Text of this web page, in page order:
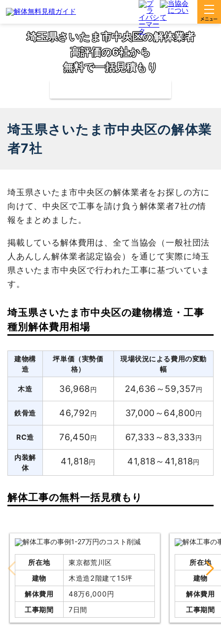
埼玉県さいたま市中央区の解体業者
高評価の6社から
無料で一括見積もり
埼玉県さいたま市中央区の解体業
者7社
埼玉県さいたま市中央区の解体業者をお探しの方に
向けて、中央区で工事を請け負う解体業者7社の情
報をまとめました。
掲載している解体費用は、全て当協会（一般社団法
人あんしん解体業者認定協会）を通じて実際に埼玉
県さいたま市中央区で行われた工事に基づいていま
す。
埼玉県さいたま市中央区の建物構造・工事
種別解体費用相場
建物構
造
坪単価（実勢価
格）
現場状況による費用の変動
幅
木造 36,968円 24,636～59,357円
鉄骨造 46,792円 37,000～64,800円
RC造 76,450円 67,333～83,333円
内装解
体
41,818円 41,818～41,818円
解体工事の無料一括見積もり
所在地
東京都荒川区
建物
木造造2階建て15坪
解体費用
48万6,000円
工事期間
7日間
所在地
建物
解体費用
工事期間